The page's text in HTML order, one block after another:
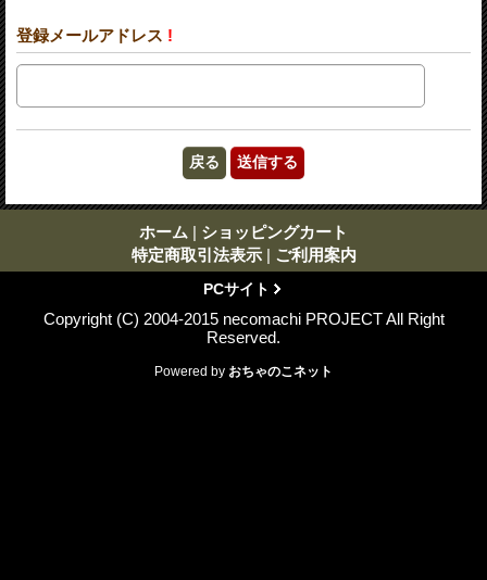
登録メールアドレス !
ホーム | ショッピングカート
特定商取引法表示 | ご利用案内
PCサイト
Copyright (C) 2004-2015 necomachi PROJECT All Right
Reserved.
Powered by おちゃのこネット